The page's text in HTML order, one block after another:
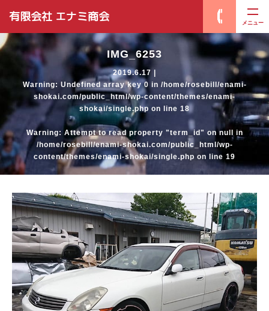
有限会社 エナミ商会 メニュー
IMG_6253
2019.6.17 |
Warning: Undefined array key 0 in /home/rosebill/enami-
shokai.com/public_html/wp-content/themes/enami-
shokai/single.php on line 18
Warning: Attempt to read property "term_id" on null in
/home/rosebill/enami-shokai.com/public_html/wp-
content/themes/enami-shokai/single.php on line 19